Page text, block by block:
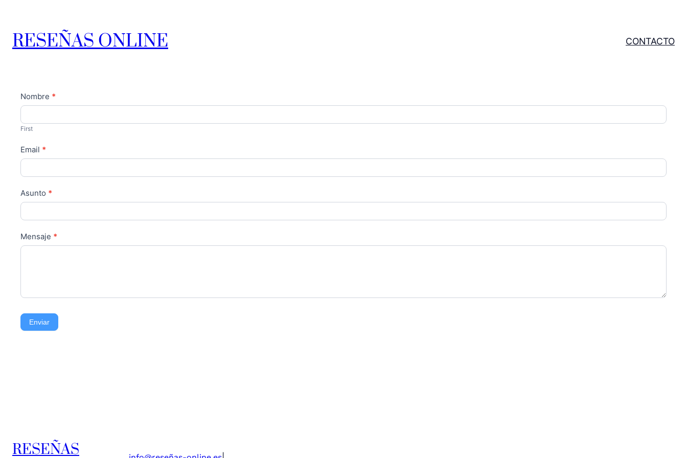
RESEÑAS ONLINE CONTACTO
Contact
Us
Nombre *
First
Email *
Asunto *
Mensaje *
Enviar
RESEÑAS